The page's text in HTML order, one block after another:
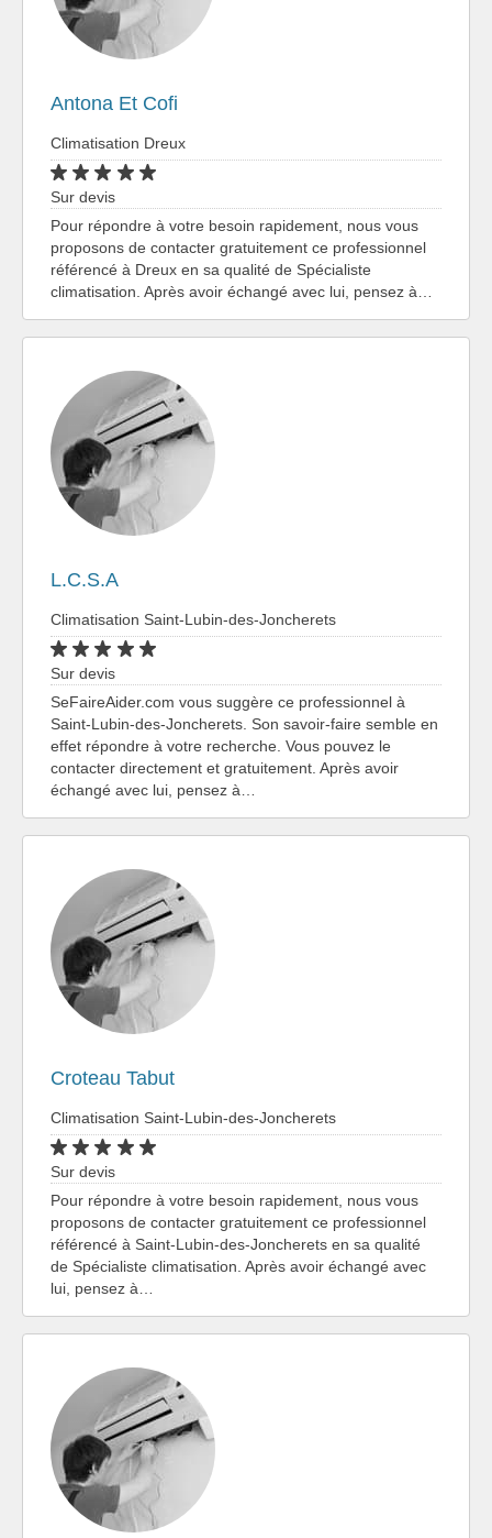
Antona Et Cofi
Climatisation Dreux
Sur devis
Pour répondre à votre besoin rapidement, nous vous
proposons de contacter gratuitement ce professionnel
référencé à Dreux en sa qualité de Spécialiste
climatisation. Après avoir échangé avec lui, pensez à…
L.C.S.A
Climatisation Saint-Lubin-des-Joncherets
Sur devis
SeFaireAider.com vous suggère ce professionnel à
Saint-Lubin-des-Joncherets. Son savoir-faire semble en
effet répondre à votre recherche. Vous pouvez le
contacter directement et gratuitement. Après avoir
échangé avec lui, pensez à…
Croteau Tabut
Climatisation Saint-Lubin-des-Joncherets
Sur devis
Pour répondre à votre besoin rapidement, nous vous
proposons de contacter gratuitement ce professionnel
référencé à Saint-Lubin-des-Joncherets en sa qualité
de Spécialiste climatisation. Après avoir échangé avec
lui, pensez à…